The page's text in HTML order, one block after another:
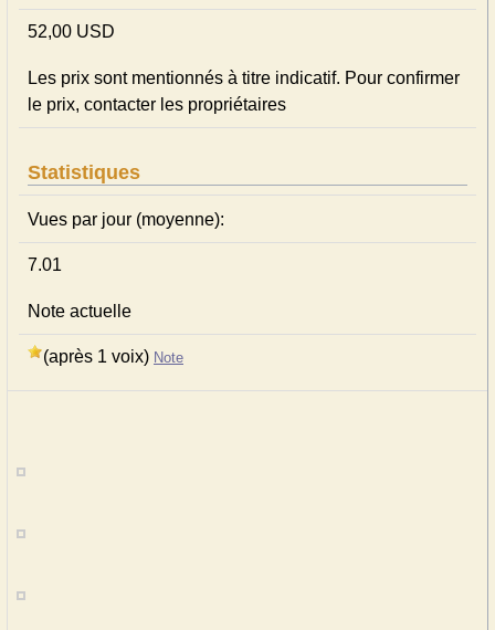
52,00 USD
Les prix sont mentionnés à titre indicatif. Pour confirmer
le prix, contacter les propriétaires
Statistiques
Vues par jour (moyenne):
7.01
Note actuelle
(après 1 voix) Note